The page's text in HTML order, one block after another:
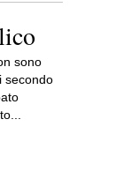
sono
secondo